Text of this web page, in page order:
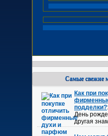
Самые свежие
Как при
подделки?
День
другая